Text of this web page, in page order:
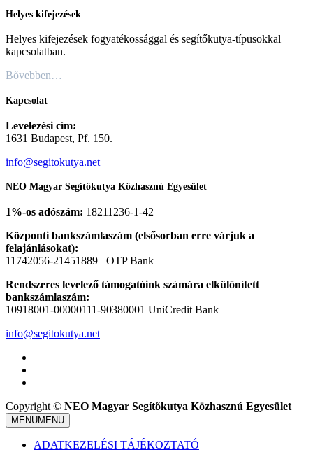
Helyes kifejezések
Helyes kifejezések fogyatékossággal és segítőkutya-típusokkal
kapcsolatban.
Bővebben…
Kapcsolat
Levelezési cím:
1631 Budapest, Pf. 150.
info@segitokutya.net
NEO Magyar Segítőkutya Közhasznú Egyesület
1%-os adószám: 18211236-1-42
Központi bankszámlaszám (elsősorban erre várjuk a
felajánlásokat):
11742056-21451889 OTP Bank
Rendszeres levelező támogatóink számára elkülönített
bankszámlaszám:
10918001-00000111-90380001 UniCredit Bank
info@segitokutya.net
Copyright © NEO Magyar Segítőkutya Közhasznú Egyesület
MENUMENU
ADATKEZELÉSI TÁJÉKOZTATÓ